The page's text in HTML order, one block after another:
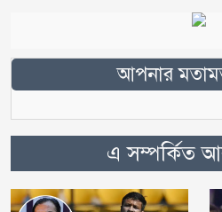
আপনার
এ সম্পর্কিত